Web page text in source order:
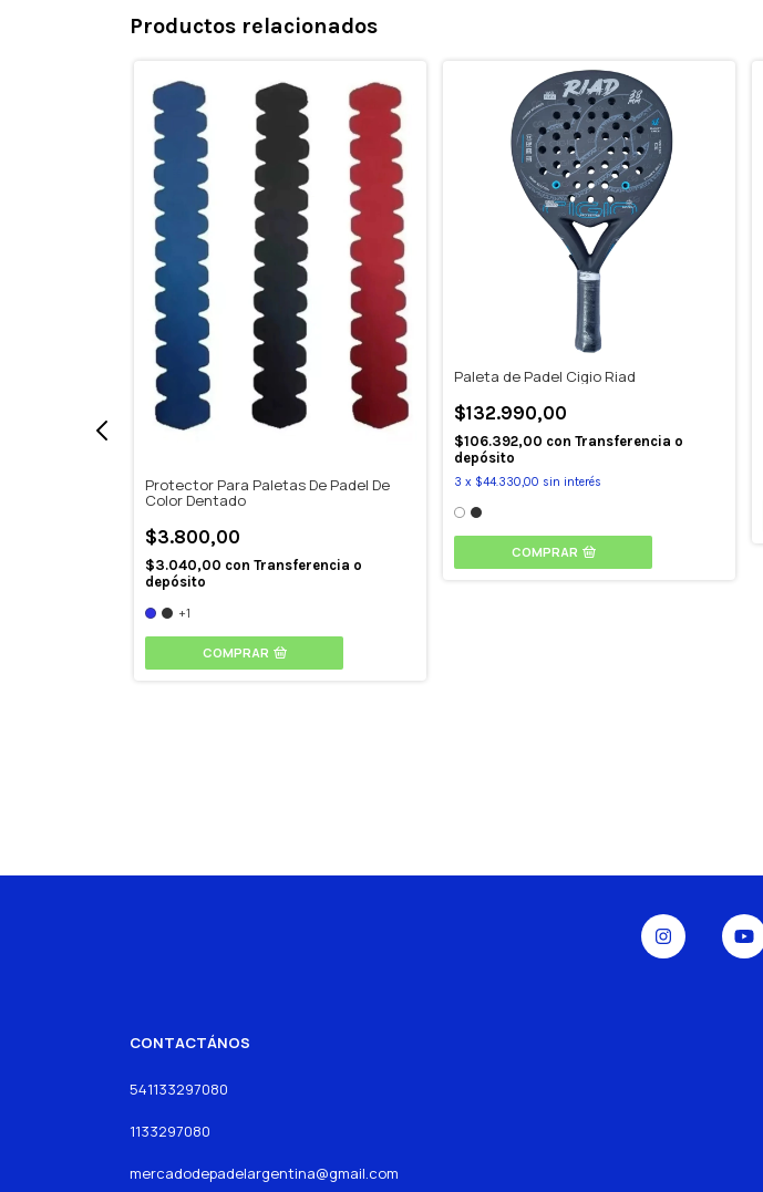
Productos relacionados
Protector Para Paletas De Padel De
Color Dentado
$3.800,00
$3.040,00 con Transferencia o
depósito
+1
COMPRAR
Paleta de Padel Cigio Riad
$132.990,00
$106.392,00 con Transferencia o
depósito
3 x $44.330,00 sin interés
COMPRAR
CONTACTÁNOS
541133297080
1133297080
mercadodepadelargentina@gmail.com